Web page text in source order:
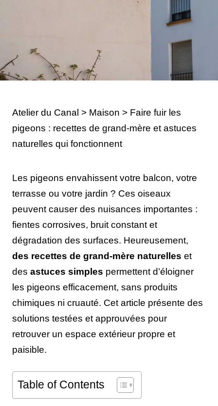
Atelier du Canal > Maison > Faire fuir les
pigeons : recettes de grand-mère et astuces
naturelles qui fonctionnent
Les pigeons envahissent votre balcon, votre
terrasse ou votre jardin ? Ces oiseaux
peuvent causer des nuisances importantes :
fientes corrosives, bruit constant et
dégradation des surfaces. Heureusement,
des recettes de grand-mère naturelles et
des astuces simples permettent d’éloigner
les pigeons efficacement, sans produits
chimiques ni cruauté. Cet article présente des
solutions testées et approuvées pour
retrouver un espace extérieur propre et
paisible.
Table of Contents